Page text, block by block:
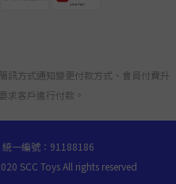
訊方式通知變更付款方式、會員付費升
求客戶進行付款。
一編號：91188186
SCC Toys All rights reserved